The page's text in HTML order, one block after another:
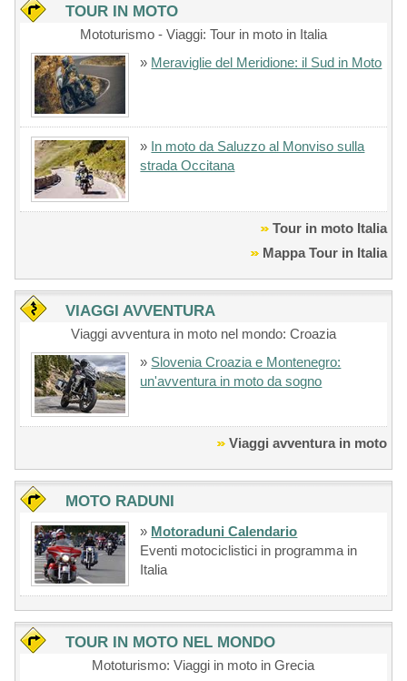
TOUR IN MOTO
Mototurismo - Viaggi: Tour in moto in Italia
» Meraviglie del Meridione: il Sud in Moto
» In moto da Saluzzo al Monviso sulla
strada Occitana
Tour in moto Italia
Mappa Tour in Italia
VIAGGI AVVENTURA
Viaggi avventura in moto nel mondo: Croazia
» Slovenia Croazia e Montenegro:
un'avventura in moto da sogno
Viaggi avventura in moto
MOTO RADUNI
» Motoraduni Calendario
Eventi motociclistici in programma in
Italia
TOUR IN MOTO NEL MONDO
Mototurismo: Viaggi in moto in Grecia